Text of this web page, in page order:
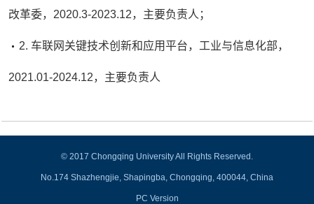
改革委，2020.3-2023.12，主要负责人；
2. 车联网关键技术创新和应用平台，工业与信息化部，
2021.01-2024.12，主要负责人
© 2017 Chongqing University All Rights Reserved.
No.174 Shazhengjie, Shapingba, Chongqing, 400044, China
PC Version